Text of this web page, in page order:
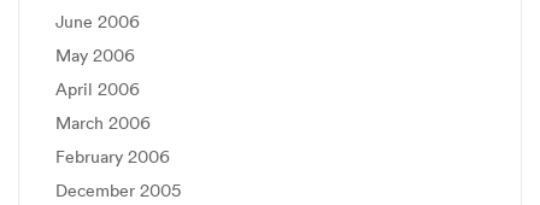
June 2006
May 2006
April 2006
March 2006
February 2006
December 2005